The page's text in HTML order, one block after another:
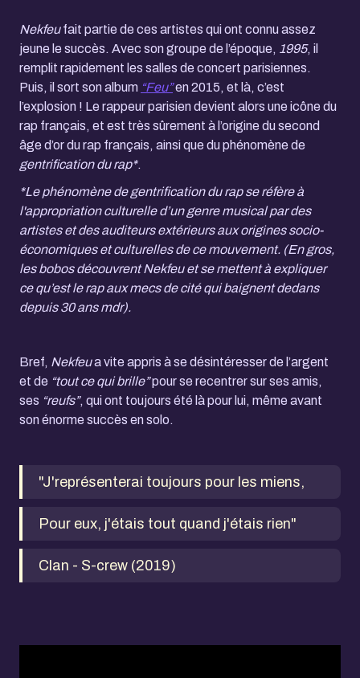
Nekfeufait partie de ces artistes qui ont connu assez
jeune le succès. Avec son groupe de l’époque, 1995, il
remplit rapidement les salles de concert parisiennes.
Puis, il sort son album “Feu”en 2015, et là, c’est
l’explosion ! Le rappeur parisien devient alors une icône du
rap français, et est très sûrement à l’origine du second
âge d’or du rap français, ainsi que du phénomène de
gentrification du rap*.
*Le phénomène de gentrification du rap se réfère à
l'appropriation culturelle d’un genre musical par des
artistes et des auditeurs extérieurs aux origines socio-
économiques et culturelles de ce mouvement. (En gros,
les bobos découvrent Nekfeu et se mettent à expliquer
ce qu’est le rap aux mecs de cité qui baignent dedans
depuis 30 ans mdr).
Bref, Nekfeua vite appris à se désintéresser de l’argent
et de “tout ce qui brille”pour se recentrer sur ses amis,
ses “reufs”, qui ont toujours été là pour lui, même avant
son énorme succès en solo.
"J'représenterai toujours pour les miens,
Pour eux, j'étais tout quand j'étais rien"
Clan - S-crew (2019)